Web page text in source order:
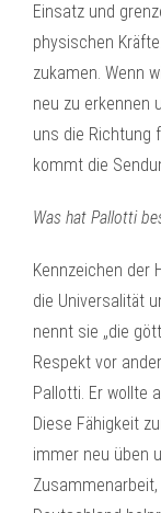
Einsatz und
physischen
zukamen. Wenn
neu zu erkennen
uns die Richtung
kommt die
Was hat Pallotti
Kennzeichen der
die Universalität
nennt sie „die
Respekt vor
Pallotti. Er wollte
Diese Fähigkeit
immer neu üben